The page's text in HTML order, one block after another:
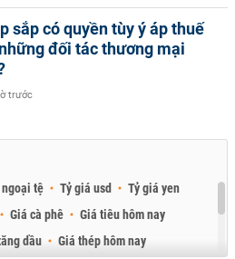
sắp có quyền tùy ý áp thuế
đối tác thương mại
trước
tệ Tỷ giá usd
Tỷ giá yen
Giá cà phê
Giá tiêu hôm nay
dầu Giá thép hôm nay